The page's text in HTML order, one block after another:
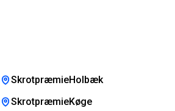
SkrotpræmieHolbæk
SkrotpræmieKøge